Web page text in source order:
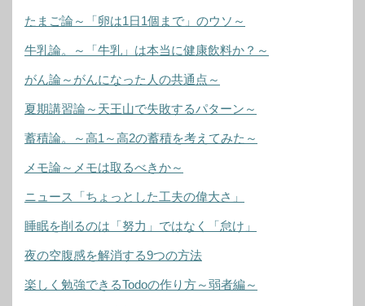
たまご論～「卵は1日1個まで」のウソ～
牛乳論。～「牛乳」は本当に健康飲料か？～
がん論～がんになった人の共通点～
夏期講習論～天王山で失敗するパターン～
蓄積論。～高1～高2の蓄積を考えてみた～
メモ論～メモは取るべきか～
ニュース「ちょっとした工夫の偉大さ」
睡眠を削るのは「努力」ではなく「怠け」
夜の空腹感を解消する9つの方法
楽しく勉強できるTodoの作り方～弱者編～